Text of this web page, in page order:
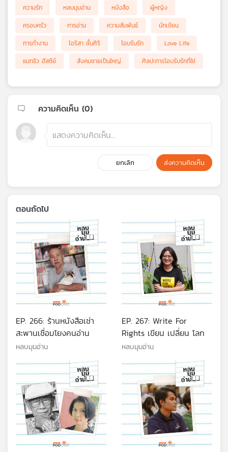
ความรัก หลบมุมอ่าน หนังสือ
ผู้หญิง
ครอบครัว
การอ่าน ความสัมพันธ์
นักเขียน
การทำงาน
ไอริสา ชั้นศิริ โอบรับรัก
Love Life
แมทธิว ฮัสซีย์
สังคมชายเป็นใหญ่ ศิลปะการโอบรับรักที่ใช่
ความคิดเห็น (0)
ยกเลิก ส่งความคิดเห็น
ตอนถัดไป
EP. 266: ร้านหนังสือเช่า
สะพานเชื่อมโยงคนอ่าน
หลบมุมอ่าน
EP. 267: Write For
Rights เขียน เปลี่ยน โลก
หลบมุมอ่าน